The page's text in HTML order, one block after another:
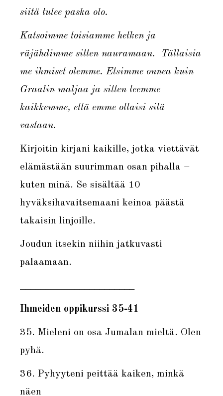
siitä tulee paska olo.
Katsoimme toisiamme hetken ja
räjähdimme sitten nauramaan.
Tällaisia
me ihmiset olemme. Etsimme onnea kuin
Graalin maljaa ja sitten teemme
kaikkemme, että emme ottaisi sitä
vastaan.
Kirjoitin kirjani kaikille, jotka viettävät
elämästään suurimman osan pihalla –
kuten minä. Se sisältää 10
hyväksihavaitsemaani keinoa päästä
takaisin linjoille.
Joudun itsekin niihin jatkuvasti
palaamaan.
Ihmeiden oppikurssi 35-41
35. Mieleni on osa Jumalan mieltä. Olen
pyhä.
36. Pyhyyteni peittää kaiken, minkä
näen